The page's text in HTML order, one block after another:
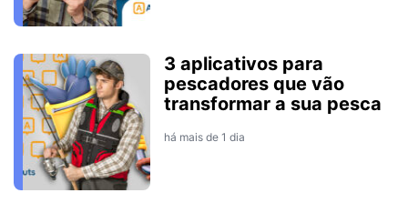
3 aplicativos para
pescadores que vão
transformar a sua pesca
há mais de 1 dia